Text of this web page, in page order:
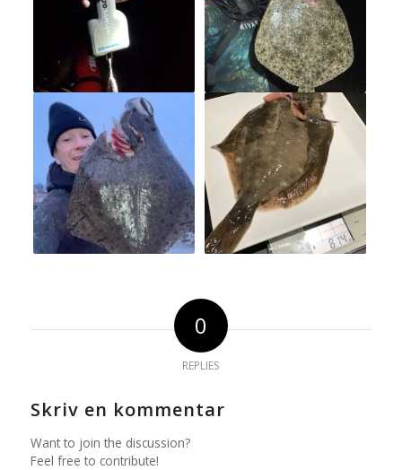
0
REPLIES
Skriv en kommentar
Want to join the discussion?
Feel free to contribute!